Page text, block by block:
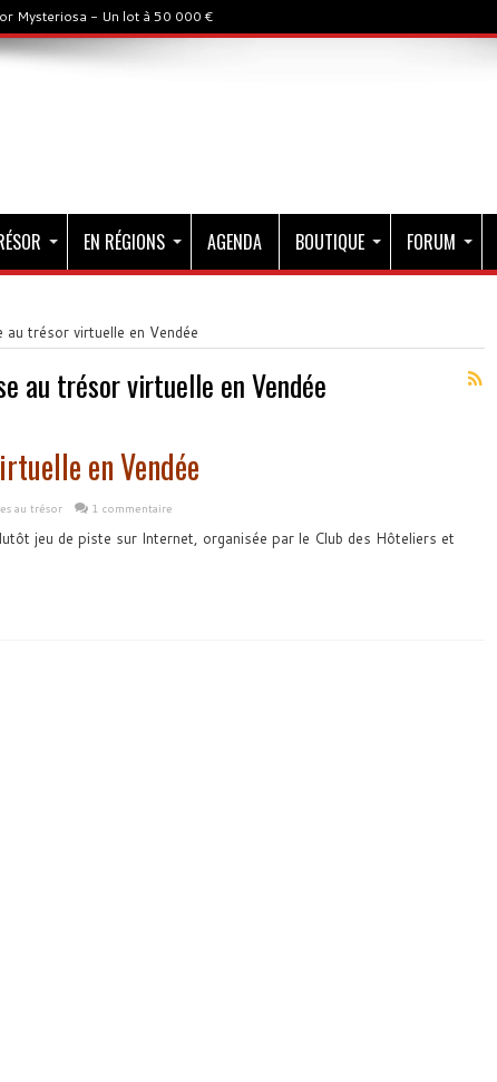
Mysteriosa - Un lot à 50 000 €
EN RÉGIONS AGENDA BOUTIQUE FORUM
au trésor virtuelle en Vendée
au trésor virtuelle en Vendée
en Vendée
au trésor 1 commentaire
jeu de piste sur Internet, organisée par le Club des Hôteliers et